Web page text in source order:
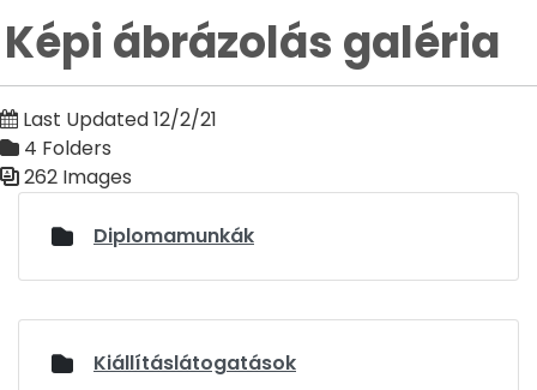
Képi ábrázolás galéria
Last Updated 12/2/21
4 Folders
262 Images
Diplomamunkák
Kiállításlátogatások